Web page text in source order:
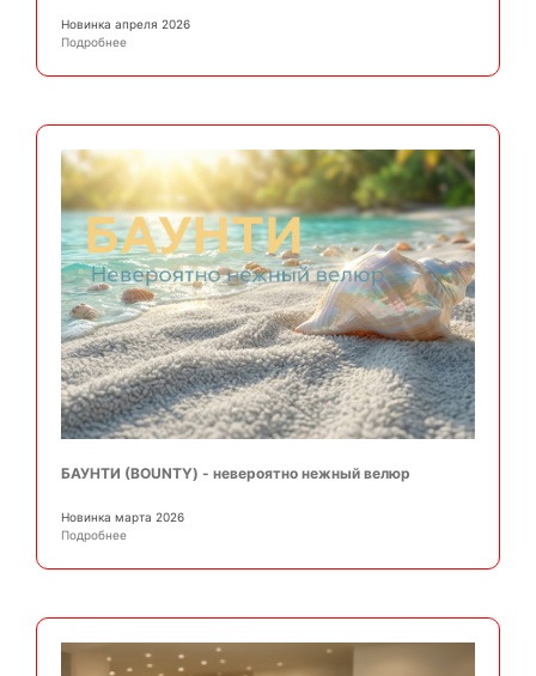
Новинка апреля 2026
Подробнее
БАУНТИ (BOUNTY) - невероятно нежный велюр
Новинка марта 2026
Подробнее